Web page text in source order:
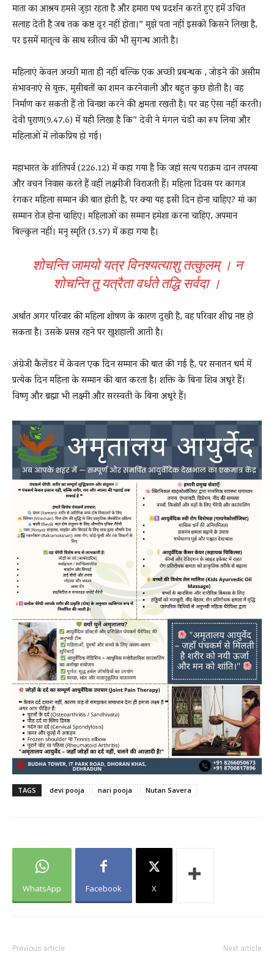
माता का आश्रय हमसे जुड़ा रहता है और हमारा पथ प्रदर्शन करते हुए हमें उचित
सलाह देती है जब तक कष्ट दूर नहीं होता।” मुझे पता नहीं इसको किसने लिखा है,
पर इसमें मातृत्व के साथ स्त्रीत्व की भी सुगन्ध आती है।
महिलाएं केवल अच्छी माता ही नहीं बल्कि एक अच्छी प्रबन्धक , जोड़ने की असीम
संभावनाएं से युक्त, मुसीबतों का शमन करनेवाली और बहुत कुछ होती है। वह
निर्माण कर सकती हैं तो विनाश करने की क्षमता रखती है। पर वह ऐसा नहीं करती।
देवी पुराण(9.47.6) में यही लिखा है कि” देवी ने मंगल चंडी का रूप लिया और
महिलाओं में लोकप्रिय हो गई।
महाभारत के शांतिपर्व (226.12) में कहा गया है कि जहां सत्य पराक्रम दान तपस्या
और वचन निवास करते हैं वहीं लक्ष्मीजी विराजती हैं। महिला दिवस पर कागज़
रंगकर महिला सम्मान की बात होती है, पर क्या यह इसी दिन होना चाहिए? मां का
सम्मान रोज होना चाहिए। महिलाओं का सम्मान हमेशा करना चाहिए, अपमान
बिल्कुल नहीं। मनु स्मृति (3.57) में कहा गया है।
शोचन्ति जामयो यत्र विनश्यत्याशु तत्कुलम् । न
शोचन्ति तु यत्रैता वर्धते तद्धि सर्वदा ।
अर्थात अगर परिवार की महिला शोषण के कारण दुखी है, वह परिवार शीघ्र नष्ट हो
सकता है। उसके प्रसन्न रहने पर खुशहाली आती है।
अंग्रेजी कैलेंडर में केवल एक दिन सम्मान की बात की गई है, पर सनातन धर्म में
प्रत्येक दिन महिला के सम्मान की बात करता है। शक्ति के बिना शिव अधूरे हैं।
विष्णु और ब्रह्मा भी लक्ष्मी और सरस्वती के बिना अधूरे हैं।
TAGS devi pooja nari pooja Nutan Savera
WhatsApp Facebook X
Previous article Next article